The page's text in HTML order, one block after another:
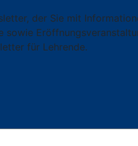
der Sie mit
sowie
für Lehrende.